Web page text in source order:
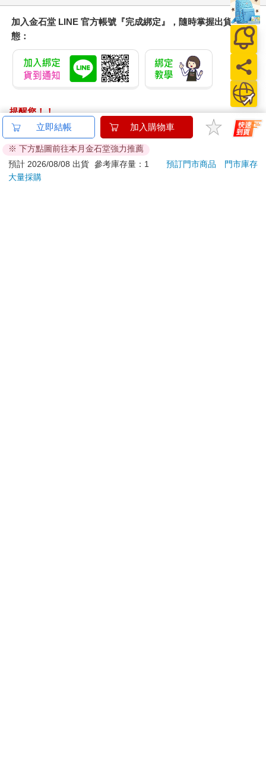
加入金石堂 LINE 官方帳號『完成綁定』，隨時掌握出貨動
態：
提醒您！！
金石堂及銀行均不會請您操作ATM! 如接獲電話要求您前往
ATM提款機，請不要聽從指示，以免受騙上當！
退換貨須知：
**提醒您，鑑賞期不等於試用期，退回商品須為全新狀態**
立即結帳 加入購物車
※ 下方點圖前往本月金石堂強力推薦
預計 2026/08/08 出貨 參考庫存量：1 預訂門市商品
門市庫存
大量採購